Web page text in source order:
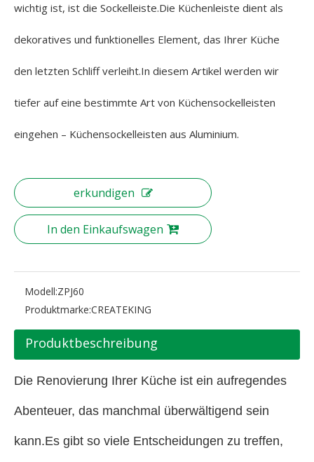
wichtig ist, ist die Sockelleiste.Die Küchenleiste dient als
dekoratives und funktionelles Element, das Ihrer Küche
den letzten Schliff verleiht.In diesem Artikel werden wir
tiefer auf eine bestimmte Art von Küchensockelleisten
eingehen – Küchensockelleisten aus Aluminium.
erkundigen
In den Einkaufswagen
Modell:ZPJ60
Produktmarke:CREATEKING
Produktbeschreibung
Die Renovierung Ihrer Küche ist ein aufregendes
Abenteuer, das manchmal überwältigend sein
kann.Es gibt so viele Entscheidungen zu treffen,